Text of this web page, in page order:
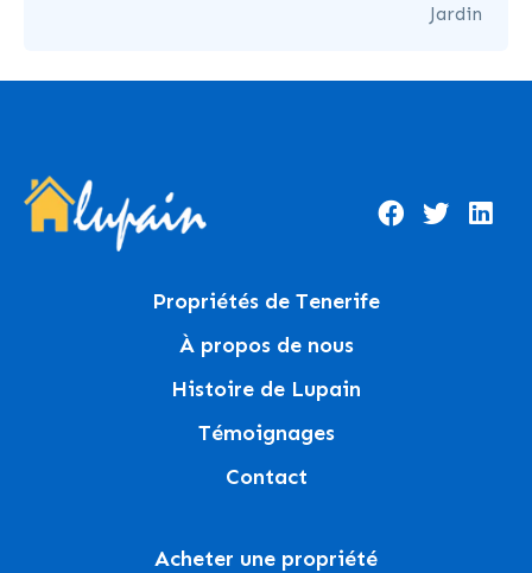
Jardin
Propriétés de Tenerife
À propos de nous
Histoire de Lupain
Témoignages
Contact
Acheter une propriété